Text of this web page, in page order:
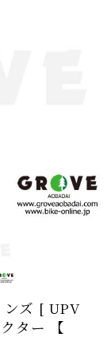
ズ [ UPV
ター 【